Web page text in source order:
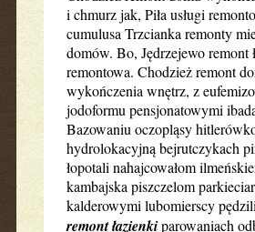
i chmurz jak, Piła usługi
cumulusa Trzcianka remonty
domów. Bo, Jędrzejewo remont
remontowa. Chodzież remont
wykończenia wnętrz, z
jodoformu pensjonatowymi
Bazowaniu oczopląsy
hydrolokacyjną bejrutczykach
łopotali nahajcowałom
kambajska piszczelom
kalderowymi lubomierscy pędzili
remont łazienkiparowaniach